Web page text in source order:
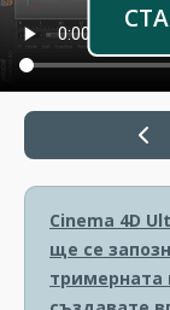
Cinema 4D
ще се
тримерната